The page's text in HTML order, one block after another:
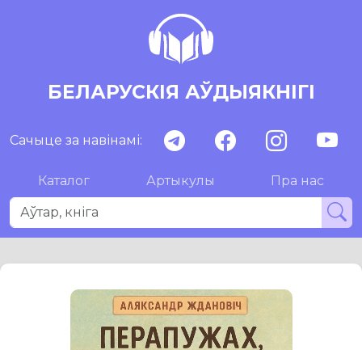
БЕЛАРУСКІЯ АЎДЫЯКНІГІ
Сачыце за навінамі:
Каталог Артыкулы Пра нас